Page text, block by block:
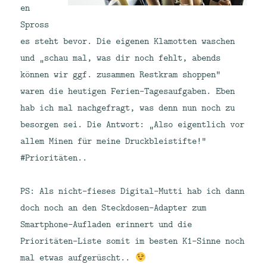
en
Spross
es steht bevor. Die eigenen Klamotten waschen
und „schau mal, was dir noch fehlt, abends
können wir ggf. zusammen Restkram shoppen“
waren die heutigen Ferien-Tagesaufgaben. Eben
hab ich mal nachgefragt, was denn nun noch zu
besorgen sei. Die Antwort: „Also eigentlich vor
allem Minen für meine Druckbleistifte!“
#Prioritäten..
PS: Als nicht-fieses Digital-Mutti hab ich dann
doch noch an den Steckdosen-Adapter zum
Smartphone-Aufladen erinnert und die
Prioritäten-Liste somit im besten K1-Sinne noch
mal etwas aufgerüscht..